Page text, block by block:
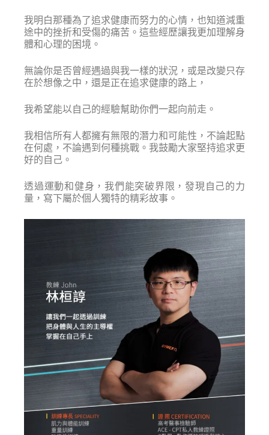
我明白那種為了追求健康而努力的心情，也知道減重
途中的挫折和受傷的痛苦。這些經歷讓我更加理解身
體和心理的困境。
無論你是否曾經遇過與我一樣的狀況，或是改變只存
在於想像之中，還是正在追求健康的路上，
我希望能以自己的經驗幫助你們一起向前走。
我相信所有人都擁有無限的潛力和可能性，不論起點
在何處，不論遇到何種挑戰。我鼓勵大家堅持追求更
好的自己。
透過運動和健身，我們能突破界限，發現自己的力
量，寫下屬於個人獨特的精彩故事。